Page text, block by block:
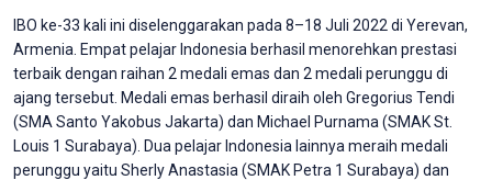
IBO ke-33 kali ini diselenggarakan pada 8–18 Juli 2022 di Yerevan,
Armenia. Empat pelajar Indonesia berhasil menorehkan prestasi
terbaik dengan raihan 2 medali emas dan 2 medali perunggu di
ajang tersebut. Medali emas berhasil diraih oleh Gregorius Tendi
(SMA Santo Yakobus Jakarta) dan Michael Purnama (SMAK St.
Louis 1 Surabaya). Dua pelajar Indonesia lainnya meraih medali
perunggu yaitu Sherly Anastasia (SMAK Petra 1 Surabaya) dan